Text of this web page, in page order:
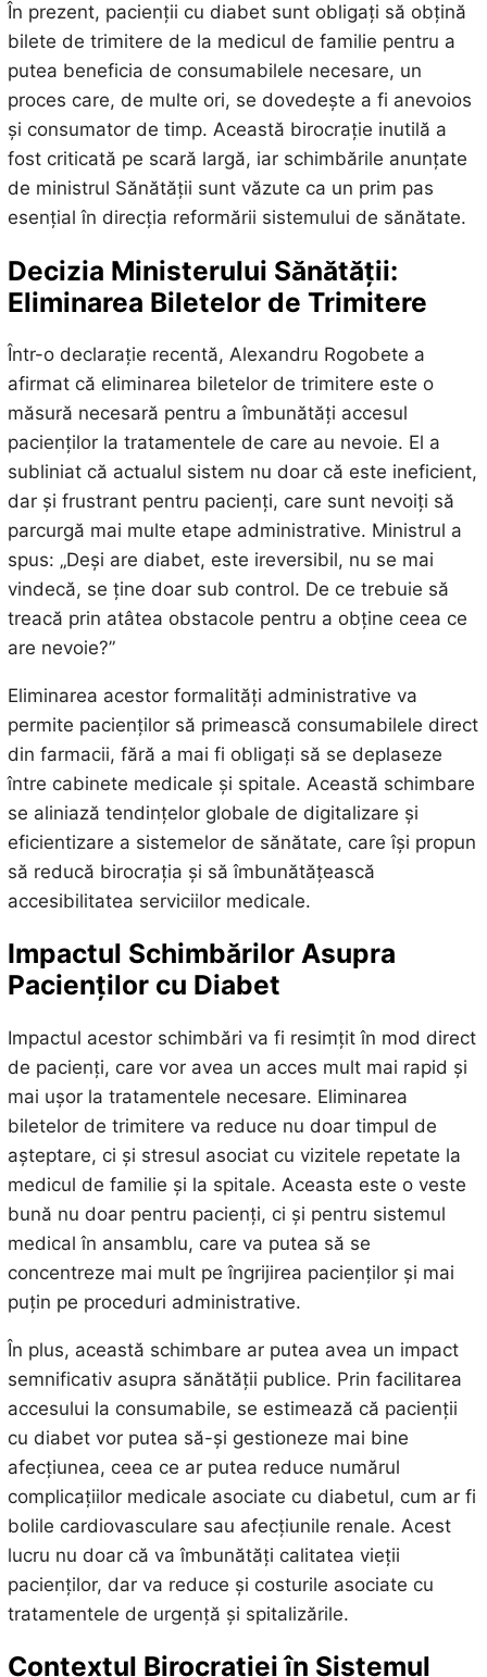
În prezent, pacienții cu diabet sunt obligați să obțină
bilete de trimitere de la medicul de familie pentru a
putea beneficia de consumabilele necesare, un
proces care, de multe ori, se dovedește a fi anevoios
și consumator de timp. Această birocrație inutilă a
fost criticată pe scară largă, iar schimbările anunțate
de ministrul Sănătății sunt văzute ca un prim pas
esențial în direcția reformării sistemului de sănătate.
Decizia Ministerului Sănătății:
Eliminarea Biletelor de Trimitere
Într-o declarație recentă, Alexandru Rogobete a
afirmat că eliminarea biletelor de trimitere este o
măsură necesară pentru a îmbunătăți accesul
pacienților la tratamentele de care au nevoie. El a
subliniat că actualul sistem nu doar că este ineficient,
dar și frustrant pentru pacienți, care sunt nevoiți să
parcurgă mai multe etape administrative. Ministrul a
spus: „Deși are diabet, este ireversibil, nu se mai
vindecă, se ține doar sub control. De ce trebuie să
treacă prin atâtea obstacole pentru a obține ceea ce
are nevoie?”
Eliminarea acestor formalități administrative va
permite pacienților să primească consumabilele direct
din farmacii, fără a mai fi obligați să se deplaseze
între cabinete medicale și spitale. Această schimbare
se aliniază tendințelor globale de digitalizare și
eficientizare a sistemelor de sănătate, care își propun
să reducă birocrația și să îmbunătățească
accesibilitatea serviciilor medicale.
Impactul Schimbărilor Asupra
Pacienților cu Diabet
Impactul acestor schimbări va fi resimțit în mod direct
de pacienți, care vor avea un acces mult mai rapid și
mai ușor la tratamentele necesare. Eliminarea
biletelor de trimitere va reduce nu doar timpul de
așteptare, ci și stresul asociat cu vizitele repetate la
medicul de familie și la spitale. Aceasta este o veste
bună nu doar pentru pacienți, ci și pentru sistemul
medical în ansamblu, care va putea să se
concentreze mai mult pe îngrijirea pacienților și mai
puțin pe proceduri administrative.
În plus, această schimbare ar putea avea un impact
semnificativ asupra sănătății publice. Prin facilitarea
accesului la consumabile, se estimează că pacienții
cu diabet vor putea să-și gestioneze mai bine
afecțiunea, ceea ce ar putea reduce numărul
complicațiilor medicale asociate cu diabetul, cum ar fi
bolile cardiovasculare sau afecțiunile renale. Acest
lucru nu doar că va îmbunătăți calitatea vieții
pacienților, dar va reduce și costurile asociate cu
tratamentele de urgență și spitalizările.
Contextul Birocrației în Sistemul